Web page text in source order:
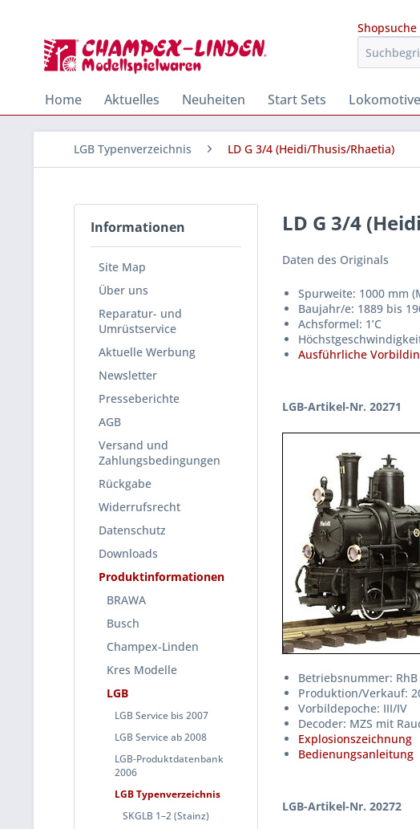
Shopsuche
Home Aktuelles Neuheiten Start Sets
LGB Typenverzeichnis LD G 3/4 (Heidi/Thusis/Rhaetia)
Informationen
Site Map
Über uns
Reparatur- und
Umrüstservice
Aktuelle Werbung
Newsletter
Presseberichte
AGB
Versand und
Zahlungsbedingungen
Rückgabe
Widerrufsrecht
Datenschutz
Downloads
Produktinformationen
BRAWA
Busch
Champex-Linden
Kres Modelle
LGB
LGB Service bis 2007
LGB Service ab 2008
LGB-Produktdatenbank
2006
LGB Typenverzeichnis
SKGLB 1–2 (Stainz)
LD G 3/4
Daten des Originals
Spurweite: 1000 mm
Baujahr/e: 1889 bis
Achsformel: 1’C
Ausführliche
LGB-Artikel-Nr. 20271
Betriebsnummer:
Produktion/Verkauf:
Vorbildepoche: III/IV
Decoder: MZS mit
Explosionszeichnung
Bedienungsanleitung
LGB-Artikel-Nr. 20272